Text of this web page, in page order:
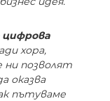
цифрова
хора,
позволят
оказва
пътуваме